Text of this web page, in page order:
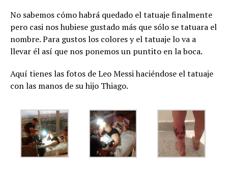
No sabemos cómo habrá quedado el tatuaje finalmente
pero casi nos hubiese gustado más que sólo se tatuara el
nombre. Para gustos los colores y el tatuaje lo va a
llevar él así que nos ponemos un puntito en la boca.
Aquí tienes las fotos de Leo Messi haciéndose el tatuaje
con las manos de su hijo Thiago.